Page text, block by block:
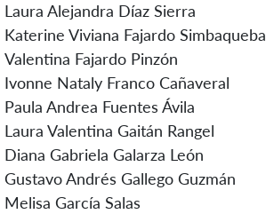
Laura Alejandra Díaz Sierra
Katerine Viviana Fajardo Simbaqueba
Valentina Fajardo Pinzón
Ivonne Nataly Franco Cañaveral
Paula Andrea Fuentes Ávila
Laura Valentina Gaitán Rangel
Diana Gabriela Galarza León
Gustavo Andrés Gallego Guzmán
Melisa García Salas